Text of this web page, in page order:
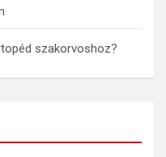
szakorvoshoz?